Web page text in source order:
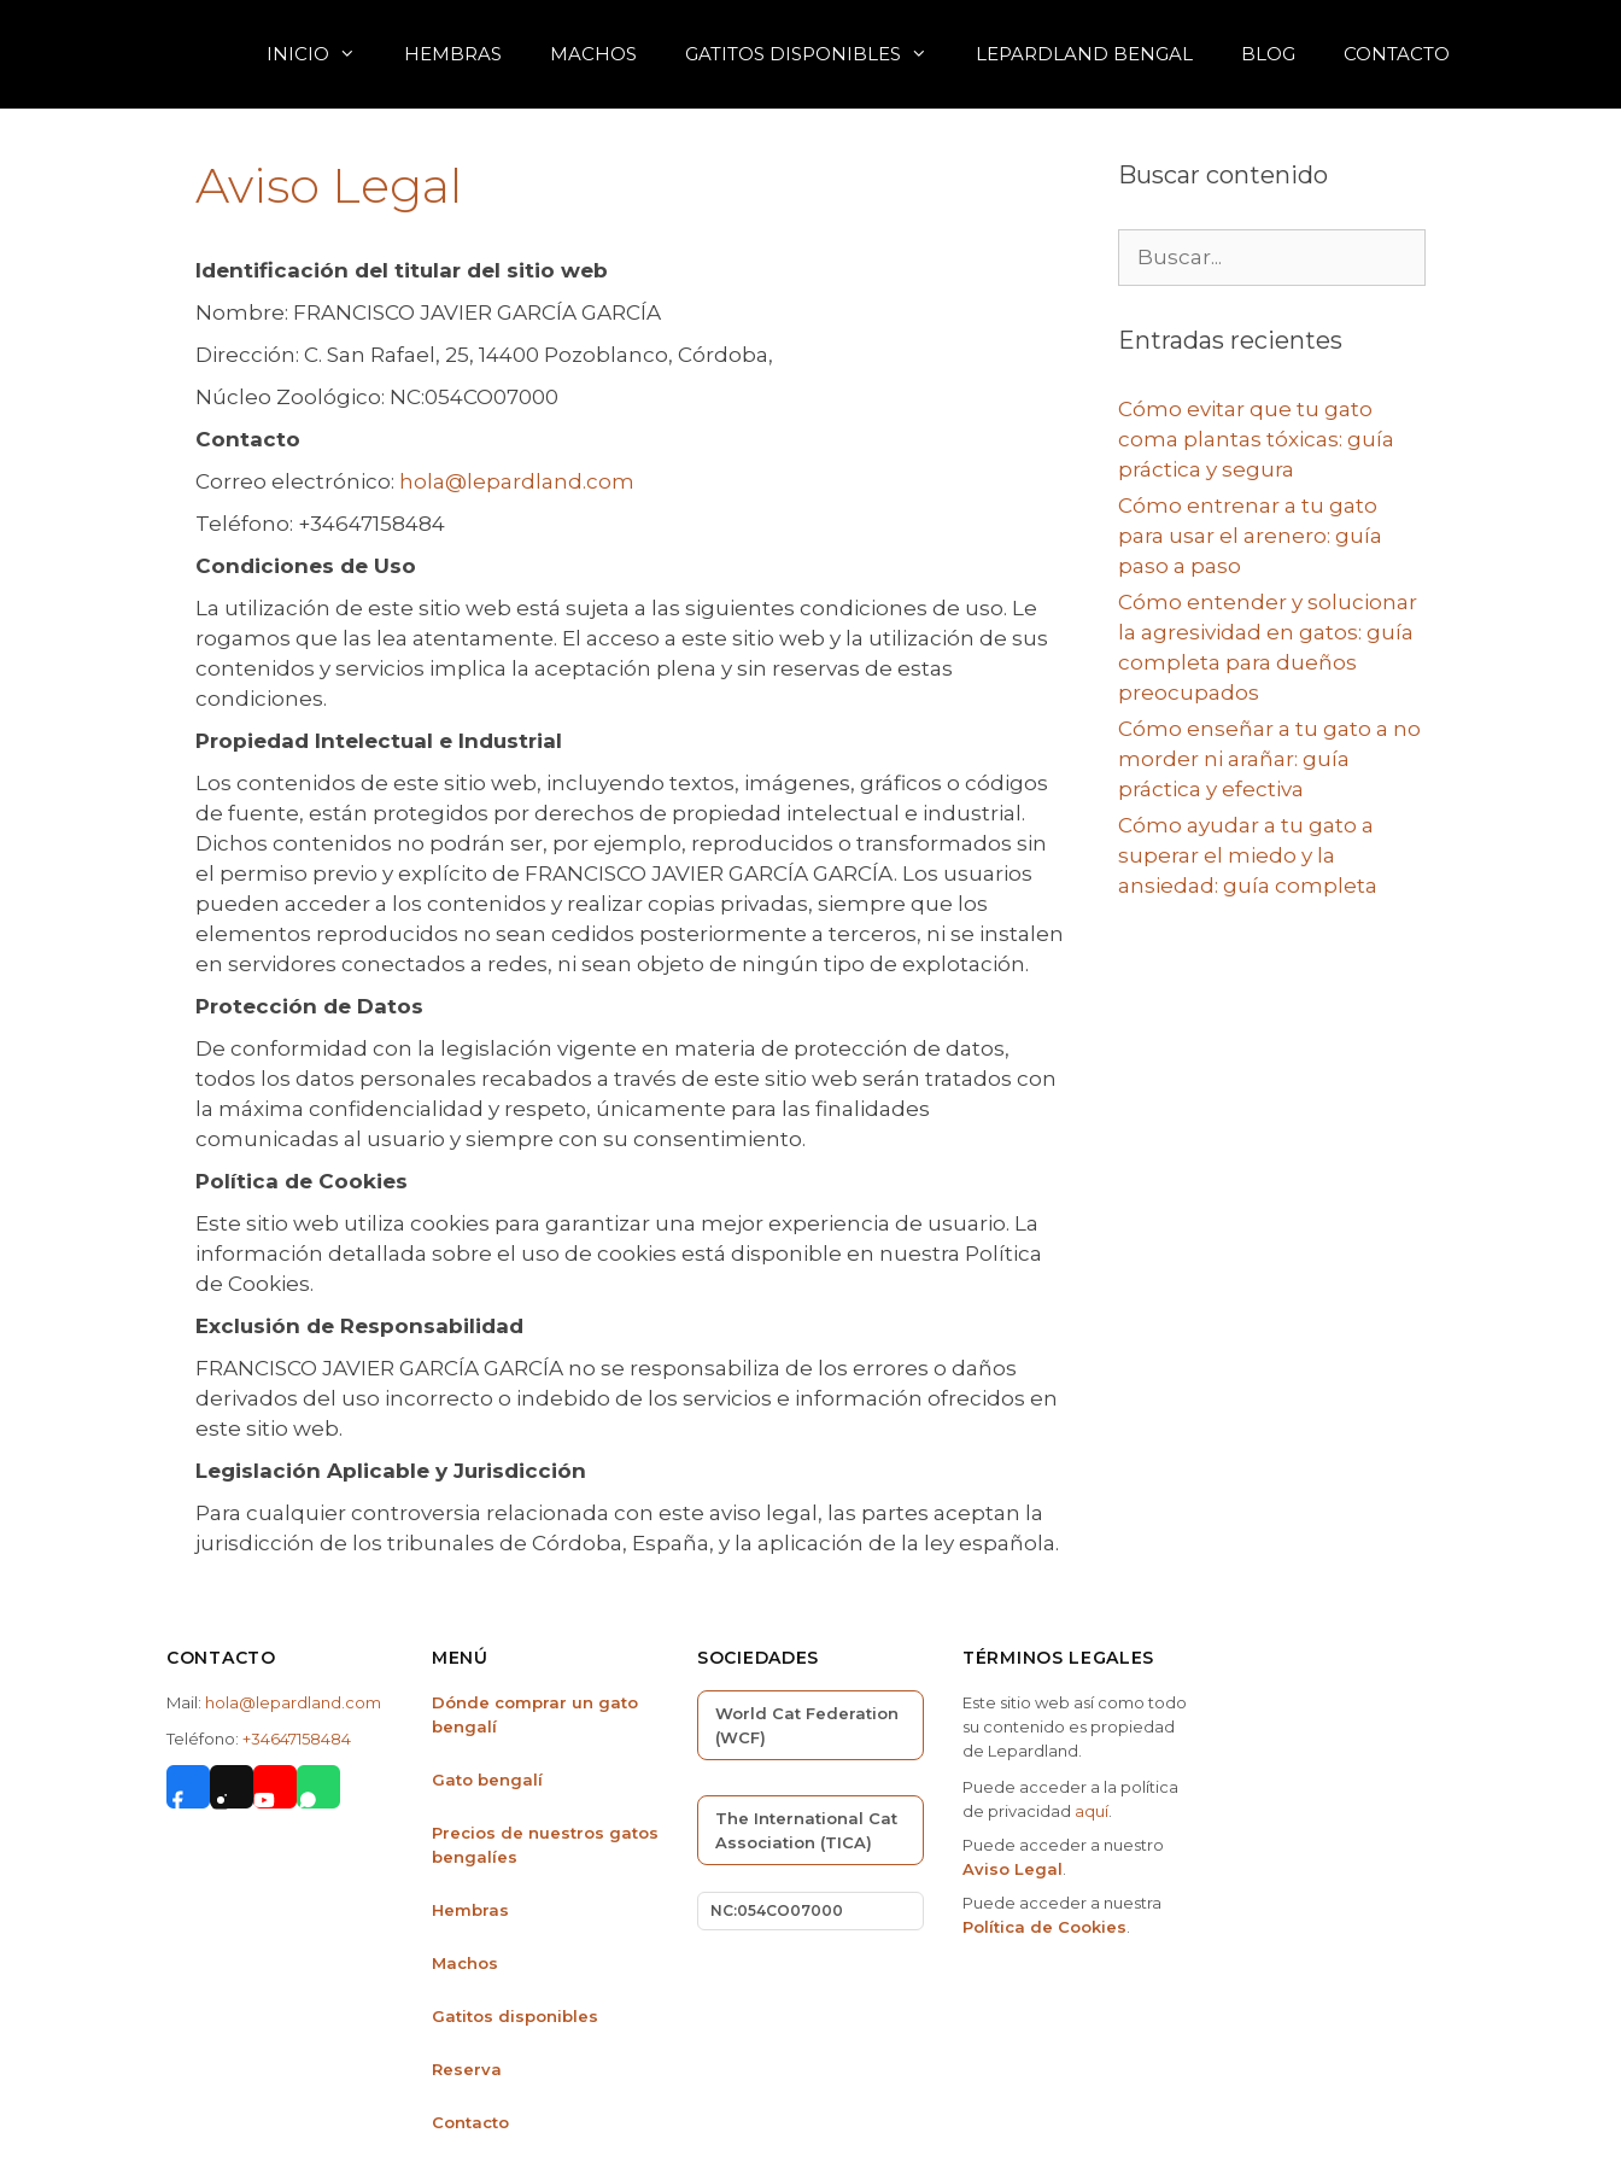
INICIO HEMBRAS MACHOS GATITOS DISPONIBLES LEPARDLAND BENGAL BLOG CONTACTO
Aviso Legal
Identificación del titular del sitio web
Nombre: FRANCISCO JAVIER GARCÍA GARCÍA
Dirección: C. San Rafael, 25, 14400 Pozoblanco, Córdoba,
Núcleo Zoológico: NC:054CO07000
Contacto
Correo electrónico: hola@lepardland.com
Teléfono: +34647158484
Condiciones de Uso
La utilización de este sitio web está sujeta a las siguientes condiciones de uso. Le
rogamos que las lea atentamente. El acceso a este sitio web y la utilización de sus
contenidos y servicios implica la aceptación plena y sin reservas de estas
condiciones.
Propiedad Intelectual e Industrial
Los contenidos de este sitio web, incluyendo textos, imágenes, gráficos o códigos
de fuente, están protegidos por derechos de propiedad intelectual e industrial.
Dichos contenidos no podrán ser, por ejemplo, reproducidos o transformados sin
el permiso previo y explícito de FRANCISCO JAVIER GARCÍA GARCÍA. Los usuarios
pueden acceder a los contenidos y realizar copias privadas, siempre que los
elementos reproducidos no sean cedidos posteriormente a terceros, ni se instalen
en servidores conectados a redes, ni sean objeto de ningún tipo de explotación.
Protección de Datos
De conformidad con la legislación vigente en materia de protección de datos,
todos los datos personales recabados a través de este sitio web serán tratados con
la máxima confidencialidad y respeto, únicamente para las finalidades
comunicadas al usuario y siempre con su consentimiento.
Política de Cookies
Este sitio web utiliza cookies para garantizar una mejor experiencia de usuario. La
información detallada sobre el uso de cookies está disponible en nuestra Política
de Cookies.
Exclusión de Responsabilidad
FRANCISCO JAVIER GARCÍA GARCÍA no se responsabiliza de los errores o daños
derivados del uso incorrecto o indebido de los servicios e información ofrecidos en
este sitio web.
Legislación Aplicable y Jurisdicción
Para cualquier controversia relacionada con este aviso legal, las partes aceptan la
jurisdicción de los tribunales de Córdoba, España, y la aplicación de la ley española.
Buscar contenido
Entradas recientes
Cómo evitar que tu gato
coma plantas tóxicas: guía
práctica y segura
Cómo entrenar a tu gato
para usar el arenero: guía
paso a paso
Cómo entender y solucionar
la agresividad en gatos: guía
completa para dueños
preocupados
Cómo enseñar a tu gato a no
morder ni arañar: guía
práctica y efectiva
Cómo ayudar a tu gato a
superar el miedo y la
ansiedad: guía completa
CONTACTO
Mail: hola@lepardland.com
Teléfono: +34647158484
MENÚ
Dónde comprar un gato
bengalí
Gato bengalí
Precios de nuestros gatos
bengalíes
Hembras
Machos
Gatitos disponibles
Reserva
Contacto
SOCIEDADES
World Cat Federation
(WCF)
The International Cat
Association (TICA)
NC:054CO07000
TÉRMINOS LEGALES
Este sitio web así como todo
su contenido es propiedad
de Lepardland.
Puede acceder a la política
de privacidad aquí.
Puede acceder a nuestro
Aviso Legal
Puede acceder a nuestra
Política de Cookies